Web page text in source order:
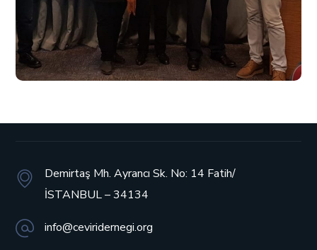
Demirtaş Mh. Ayrancı Sk. No: 14 Fatih/
İSTANBUL – 34134
info@ceviridernegi.org